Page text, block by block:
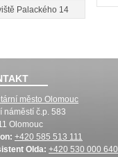
Palackého 14
město Olomouc
náměstí č.p. 583
Olomouc
+420 585 513 111
Olda: +420 530 000 640